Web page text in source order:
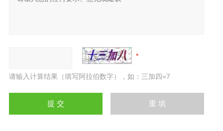
请输入计算结果（填写阿拉伯数字），如：三加四=7